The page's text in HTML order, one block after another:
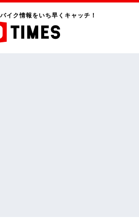
イク情報をいち早くキャッチ！